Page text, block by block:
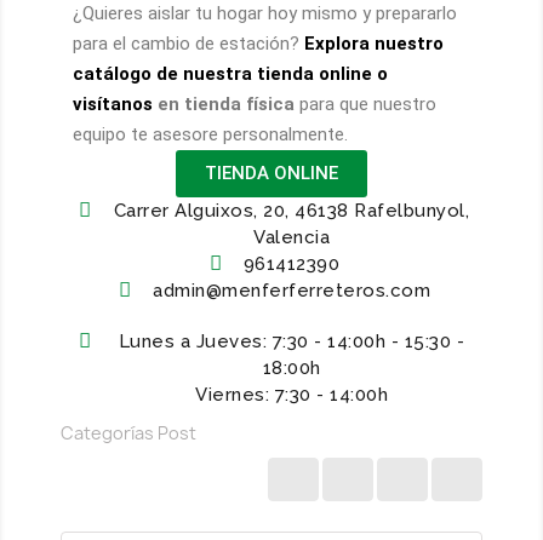
¿Quieres aislar tu hogar hoy mismo y prepararlo
para el cambio de estación? Explora nuestro
catálogo de nuestra tienda online o
visítanos en tienda física para que nuestro
equipo te asesore personalmente.
TIENDA ONLINE
Carrer Alguixos, 20, 46138 Rafelbunyol,
Valencia
961412390
admin@menferferreteros.com
Lunes a Jueves: 7:30 - 14:00h - 15:30 -
18:00h
Viernes: 7:30 - 14:00h
Categorías Post